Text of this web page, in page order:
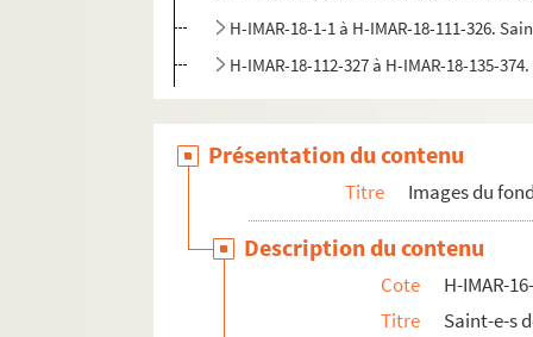
H-IMAR-18-1-1 à H-IMAR-18-111-326.
H-IMAR-18-112-327 à H-IMAR-18-135-
Présentation du contenu
Titre Images du
Description du contenu
Cote
H-IMAR-
Titre
Saint-e-s